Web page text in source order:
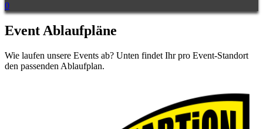
0
Event Ablaufpläne
Event
Ablaufpläne
Wie laufen unsere Events ab? Unten findet Ihr pro Event-Standort
den passenden Ablaufplan.